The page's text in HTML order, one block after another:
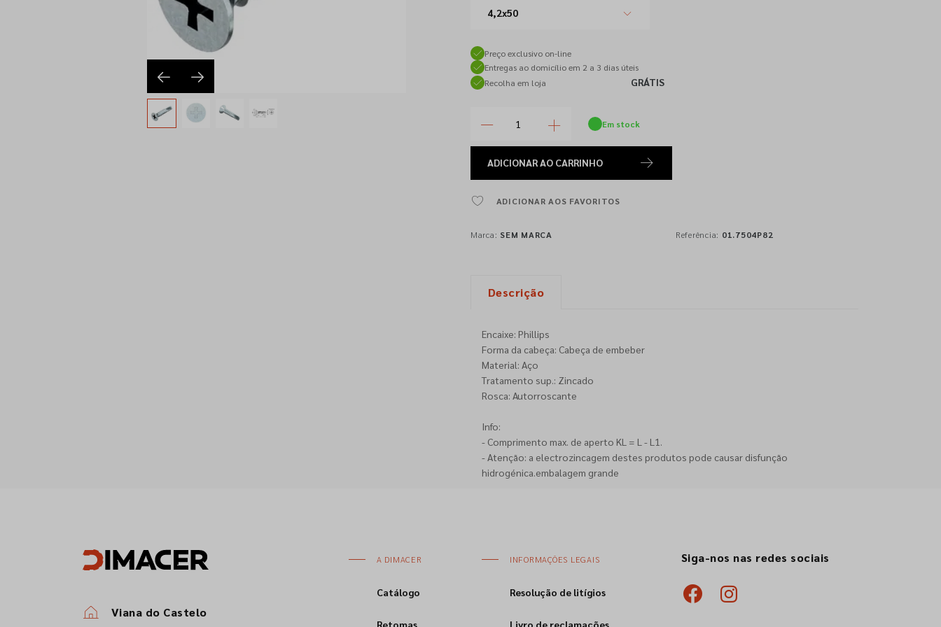
4,2x50
Preço exclusivo on-line
Entregas ao domicílio em 2 a 3 dias úteis
Recolha em loja
GRÁTIS
Em stock
ADICIONARAO CARRINHO
ADICIONAR AOS FAVORITOS
Marca: SEM MARCA Referência: 01.7504P82
Descrição
Encaixe: Phillips
Forma da cabeça: Cabeça de embeber
Material: Aço
Tratamento sup.: Zincado
Rosca: Autorroscante
Info:
- Comprimento max. de aperto KL = L - L1.
- Atenção: a electrozincagem destes produtos pode causar disfunção
hidrogénica.embalagem grande
Viana do Castelo
A DIMACER
Catálogo
Retomas
INFORMAÇÕES LEGAIS
Resolução de litígios
Livro de reclamações
Siga-nos nas redes sociais